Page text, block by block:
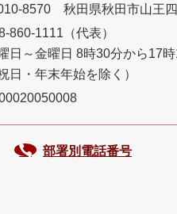
8570 秋田県秋田市山王
860-1111（代表）
日～金曜日 8時30分から17
祝日・年末年始を除く）
部署別電話番号